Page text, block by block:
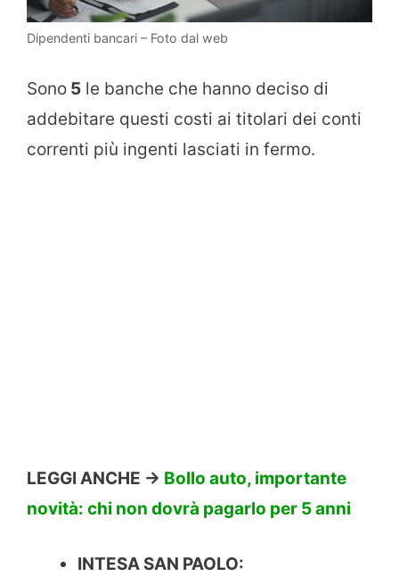
Dipendenti bancari – Foto dal web
Sono 5 le banche che hanno deciso di
addebitare questi costi ai titolari dei conti
correnti più ingenti lasciati in fermo.
LEGGI ANCHE -> Bollo auto, importante
novità: chi non dovrà pagarlo per 5 anni
INTESA SAN PAOLO: